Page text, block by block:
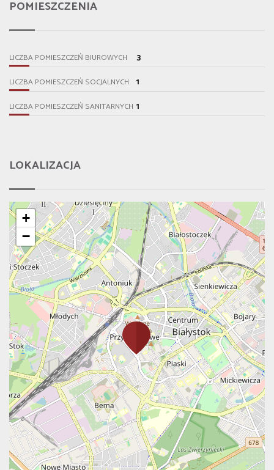
POMIESZCZENIA
LICZBA POMIESZCZEŃ BIUROWYCH 3
LICZBA POMIESZCZEŃ SOCJALNYCH 1
LICZBA POMIESZCZEŃ SANITARNYCH 1
LOKALIZACJA
+
−